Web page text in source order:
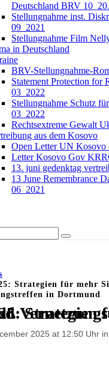
Deutschland BRV
Stellungnahme inst.
09_2021
Stellungnahme Film
in Deutschland
BRV-Stellungnahme-
Statement Protection for
03_2022
Stellungnahme Schutz
03_2022
Rechtsextreme Gewalt
aus dem Kosovo
Open Letter UN Kosovo
Letter Kosovo Gov
13. juni gedenktag
13 June Remembrance
06_2021
Strategien für mehr
in Dortmund
Dortmund
2025 at 12:50 Uhr in